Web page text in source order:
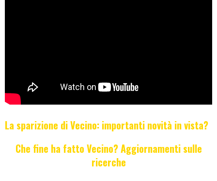
La sparizione di Vecino: importanti novità in vista?
Che fine ha fatto Vecino? Aggiornamenti sulle
ricerche